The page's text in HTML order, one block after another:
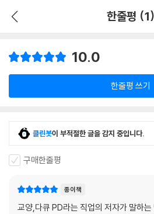
한줄평 (1)
10.0
한줄평 쓰기
클린봇이 부적절한 글을 감지 중입니다.
구매한줄평
종이책
교양,다큐 PD라는 직업의 저자가 말하